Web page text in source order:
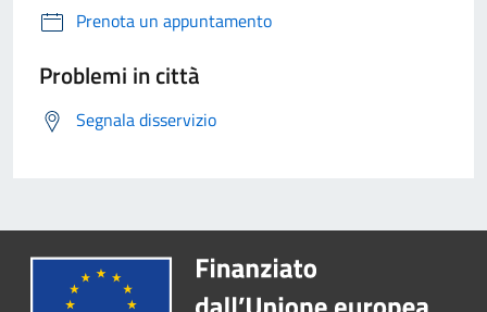
Prenota un appuntamento
Problemi in città
Segnala disservizio